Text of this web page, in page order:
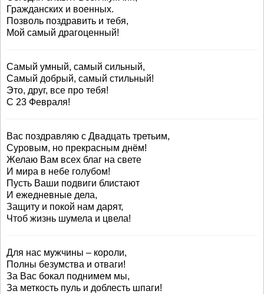
Гражданских и военных.
Позволь поздравить и тебя,
Мой самый драгоценный!
Самый умный, самый сильный,
Самый добрый, самый стильный!
Это, друг, все про тебя!
С 23 Февраля!
Вас поздравляю с Двадцать третьим,
Суровым, но прекрасным днём!
Желаю Вам всех благ на свете
И мира в небе голубом!
Пусть Ваши подвиги блистают
И ежедневные дела,
Защиту и покой нам дарят,
Чтоб жизнь шумела и цвела!
Для нас мужчины – короли,
Полны безумства и отваги!
За Вас бокал поднимем мы,
За меткость пуль и доблесть шпаги!